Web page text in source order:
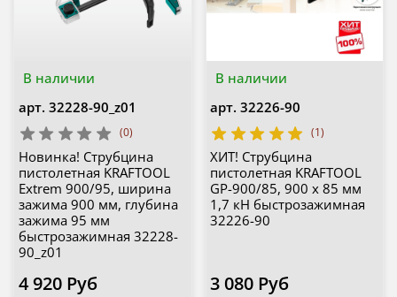
В наличии
арт. 32228-90_z01
(0)
Новинка! Струбцина
пистолетная KRAFTOOL
Extrem 900/95, ширина
зажима 900 мм, глубина
зажима 95 мм
быстрозажимная 32228-
90_z01
4 920 Руб
В наличии
арт. 32226-90
(1)
ХИТ! Струбцина
пистолетная KRAFTOOL
GP-900/85, 900 х 85 мм
1,7 кН быстрозажимная
32226-90
3 080 Руб